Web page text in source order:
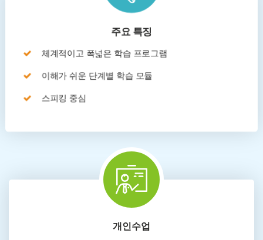
주요 특징
체계적이고 폭넓은 학습 프로그램
이해가 쉬운 단계별 학습 모듈
스피킹 중심
개인수업